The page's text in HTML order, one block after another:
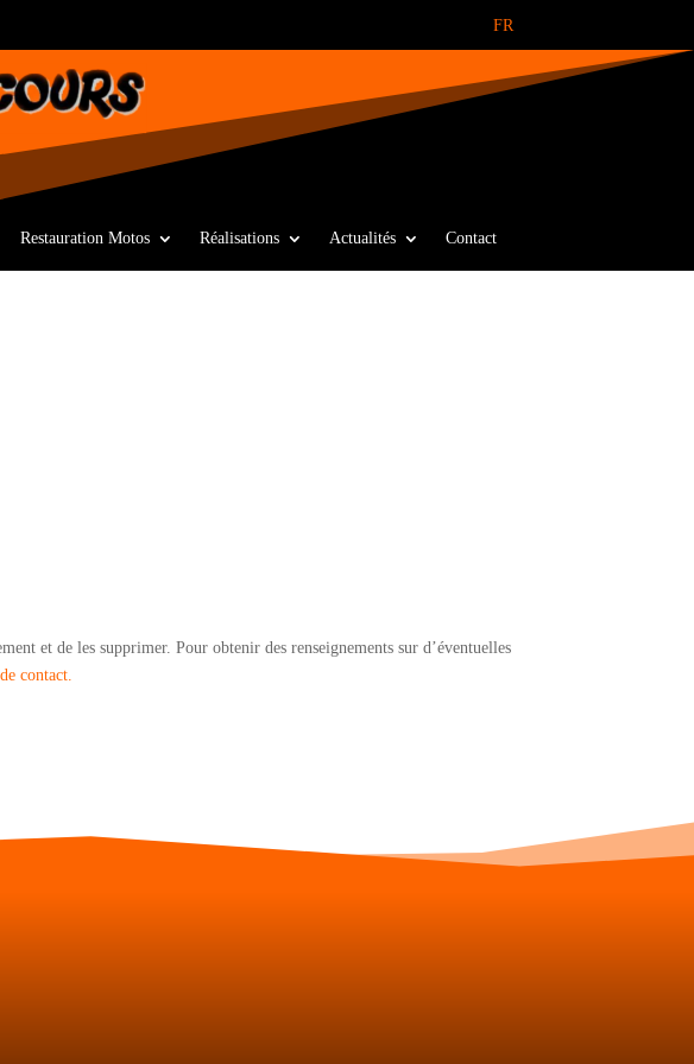
FR
Restauration Motos Réalisations Actualités Contact
et de les supprimer. Pour obtenir des renseignements sur d’éventuelles
contact.